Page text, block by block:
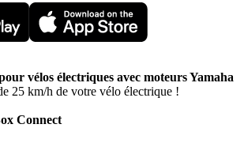
vélos électriques avec moteurs Yamaha
25 km/h de votre vélo électrique !
Connect